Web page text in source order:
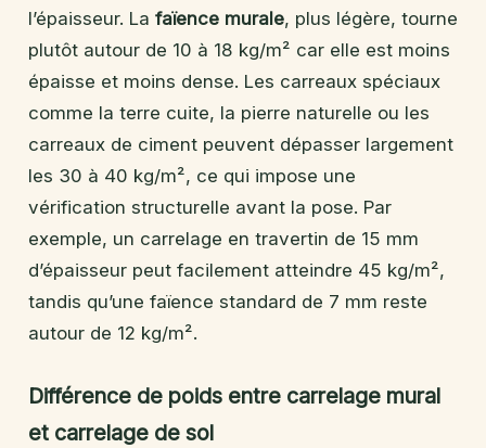
l’épaisseur. La faïence murale, plus légère, tourne
plutôt autour de 10 à 18 kg/m² car elle est moins
épaisse et moins dense. Les carreaux spéciaux
comme la terre cuite, la pierre naturelle ou les
carreaux de ciment peuvent dépasser largement
les 30 à 40 kg/m², ce qui impose une
vérification structurelle avant la pose. Par
exemple, un carrelage en travertin de 15 mm
d’épaisseur peut facilement atteindre 45 kg/m²,
tandis qu’une faïence standard de 7 mm reste
autour de 12 kg/m².
Différence de poids entre carrelage mural
et carrelage de sol